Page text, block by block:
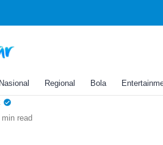
Nasional Regional Bola
Cerdas dan
Hal di Tahun
Salah Satunya?
min read